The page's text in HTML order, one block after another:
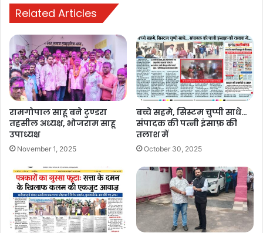
ग्रामीण सतर्कता जेसीबी रेस्क्यू मैनपाट हाथी दल
वन विभाग अभियान सरगा गांव हाथी सरगुजा हाथी
सीतापुर वन परिक्षेत्र हाथियों का दल
हाथी रेस्क्यू
Related Articles
रामगोपाल साहू बने टुण्डरा
तहसील अध्यक्ष, भोजराम साहू
उपाध्यक्ष
November 1, 2025
बच्चे सहमे, सिस्टम चुप्पी साधे…
संपादक की पत्नी इंसाफ़ की
तलाश में
October 30, 2025